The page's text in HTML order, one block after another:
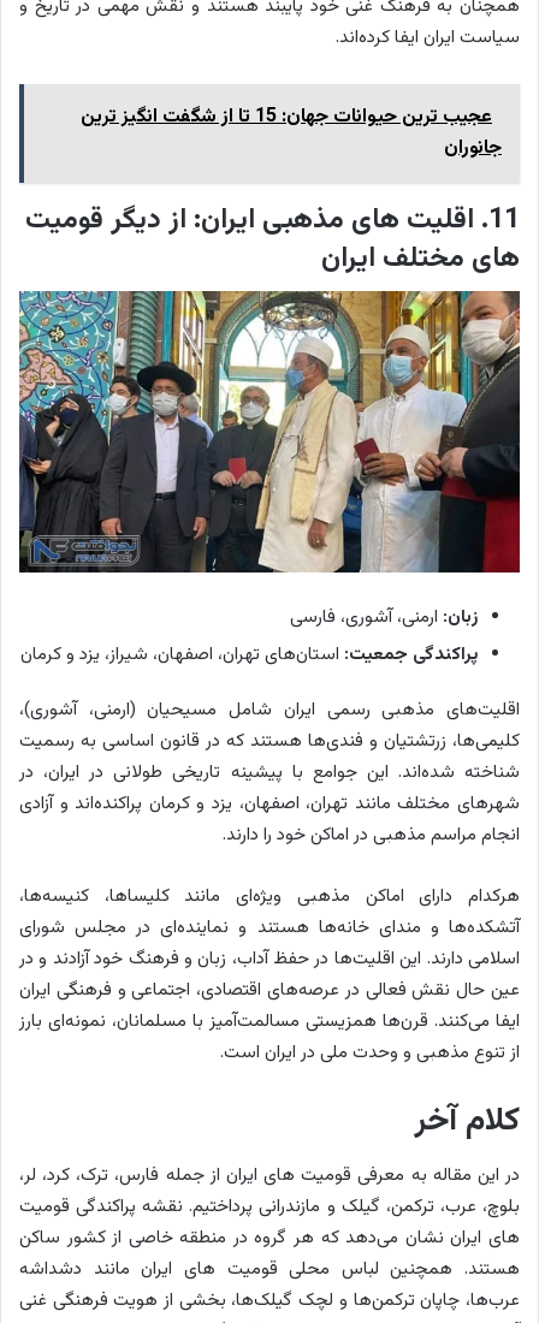
همچنان به فرهنگ غنی خود پایبند هستند و نقش مهمی در تاریخ و
سیاست ایران ایفا کرده‌اند.
عجیب ترین حیوانات جهان: 15 تا از شگفت انگیز ترین
جانوران
11. اقلیت های مذهبی ایران: از دیگر قومیت
های مختلف ایران
زبان: ارمنی، آشوری، فارسی
پراکندگی جمعیت: استان‌های تهران، اصفهان، شیراز، یزد و کرمان
اقلیت‌های مذهبی رسمی ایران شامل مسیحیان (ارمنی، آشوری)،
کلیمی‌ها، زرتشتیان و فندی‌ها هستند که در قانون اساسی به رسمیت
شناخته شده‌اند. این جوامع با پیشینه تاریخی طولانی در ایران، در
شهرهای مختلف مانند تهران، اصفهان، یزد و کرمان پراکنده‌اند و آزادی
انجام مراسم مذهبی در اماکن خود را دارند.
هرکدام دارای اماکن مذهبی ویژه‌ای مانند کلیساها، کنیسه‌ها،
آتشکده‌ها و مندای خانه‌ها هستند و نماینده‌ای در مجلس شورای
اسلامی دارند. این اقلیت‌ها در حفظ آداب، زبان و فرهنگ خود آزادند و در
عین حال نقش فعالی در عرصه‌های اقتصادی، اجتماعی و فرهنگی ایران
ایفا می‌کنند. قرن‌ها همزیستی مسالمت‌آمیز با مسلمانان، نمونه‌ای بارز
از تنوع مذهبی و وحدت ملی در ایران است.
کلام آخر
در این مقاله به معرفی قومیت های ایران از جمله فارس، ترک، کرد، لر،
بلوچ، عرب، ترکمن، گیلک و مازندرانی پرداختیم. نقشه پراکندگی قومیت
های ایران نشان می‌دهد که هر گروه در منطقه خاصی از کشور ساکن
هستند. همچنین لباس محلی قومیت های ایران مانند دشداشه
عرب‌ها، چاپان ترکمن‌ها و لچک گیلک‌ها، بخشی از هویت فرهنگی غنی